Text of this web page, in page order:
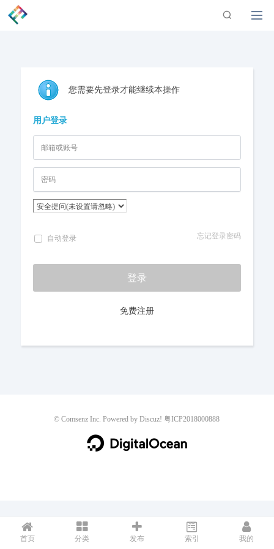
您需要先登录才能继续本操作
用户登录
自动登录 忘记登录密码
登录
免费注册
首页 分类 发布 索引 我的
©Comsenz Inc. Powered byDiscuz! 粤ICP2018000888